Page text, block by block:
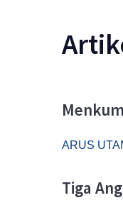
ARUS
Tiga